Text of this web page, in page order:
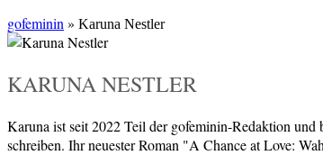
gofeminin » Karuna Nestler
KARUNA NESTLER
Karuna ist seit 2022 Teil der gofeminin-Redaktion und
schreiben. Ihr neuester Roman "A Chance at Love: